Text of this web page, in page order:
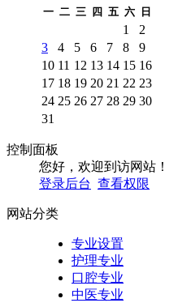
一 二 三 四 五 六 日
1
2
3
4 5 6 7 8
9
10 11 12 13 14 15 16
17 18 19 20 21 22 23
24 25 26 27 28 29 30
31
控制面板
您好，欢迎到访网站！
登录后台 查看权限
网站分类
专业设置
护理专业
口腔专业
中医专业